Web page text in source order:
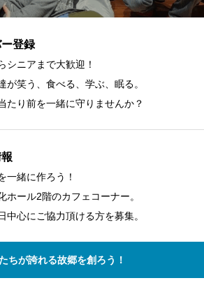
登録
シニアまで大歓迎！
が笑う、食べる、学ぶ、眠る。
たり前を一緒に守りませんか？
一緒に作ろう！
ホール2階のカフェコーナー。
中心にご協力頂ける方を募集。
ちが誇れる故郷を創ろう！